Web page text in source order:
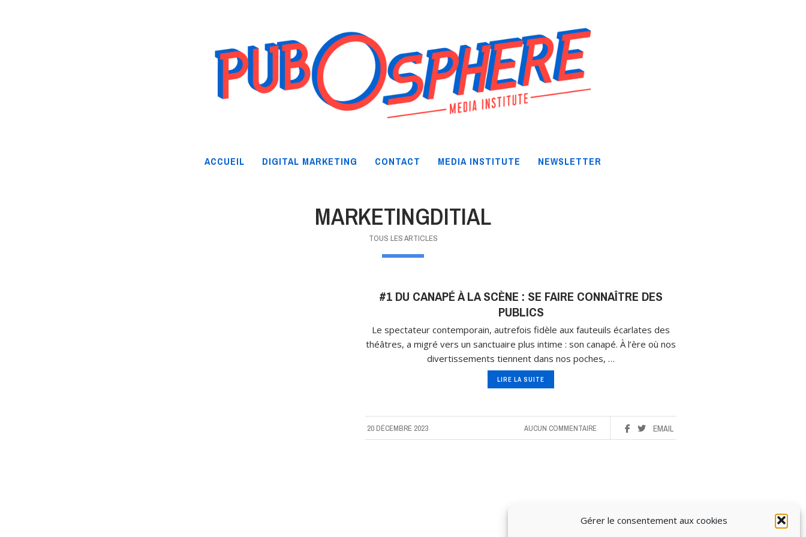
Gérer le consentement aux cookies
ACCUEIL DIGITAL MARKETING CONTACT MEDIA INSTITUTE NEWSLETTER
MARKETINGDITIAL
TOUS LES ARTICLES
#1 DU CANAPÉ À LA SCÈNE : SE FAIRE CONNAÎTRE DES
PUBLICS
Le spectateur contemporain, autrefois fidèle aux fauteuils écarlates des
théâtres, a migré vers un sanctuaire plus intime : son canapé. À l’ère où nos
divertissements tiennent dans nos poches, …
LIRE LA SUITE
20 DÉCEMBRE 2023 EMAIL
AUCUN COMMENTAIRE